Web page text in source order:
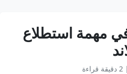
مهمة استطلاع
| 2 دقيقة قراءة